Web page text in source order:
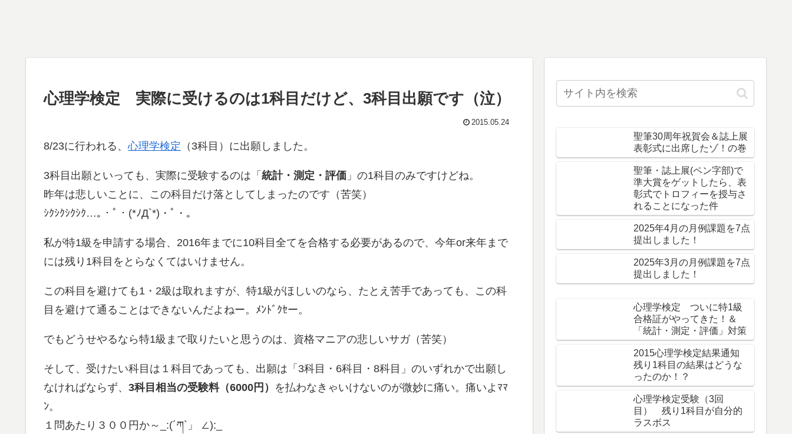
心理学検定 実際に受けるのは1科目だけど、3科目出願です（泣）
2015.05.24
8/23に行われる、心理学検定 （3科目）に出願しました。
3科目出願といっても、実際に受験するのは「 統計・測定・評価 」の1科目のみですけどね。
昨年は悲しいことに、この科目だけ落としてしまったのです（苦笑）
ｼｸｼｸｼｸｼｸ…｡・ﾟ・(*ﾉД`*)・ﾟ・｡
私が特1級を申請する場合、2016年までに10科目全てを合格する必要があるので、今年or来年まで
には残り1科目をとらなくてはいけません。
この科目を避けても1・2級は取れますが、特1級がほしいのなら、たとえ苦手であっても、この科
目を避けて通ることはできないんだよねー。ﾒﾝﾄﾞｸｾー。
でもどうせやるなら特1級まで取りたいと思うのは、資格マニアの悲しいサガ（苦笑）
そして、受けたい科目は１科目であっても、出願は「3科目・6科目・8科目」のいずれかで出願し
なければならず、 3科目相当の受験料（6000円） を払わなきゃいけないのが微妙に痛い。痛いよﾏﾏ
ﾝ。
１問あたり３００円か～_:(´ཀ`」 ∠):_
聖筆30周年祝賀会＆誌上展
表彰式に出席したゾ！の巻
聖筆・誌上展(ペン字部)で
準大賞をゲットしたら、表
彰式でトロフィーを授与さ
れることになった件
2025年4月の月例課題を7点
提出しました！
2025年3月の月例課題を7点
提出しました！
心理学検定 ついに特1級
合格証がやってきた！＆
「統計・測定・評価」対策
2015心理学検定結果通知
残り1科目の結果はどうな
ったのか！？
心理学検定受験（3回
目） 残り1科目が自分的
ラスボス